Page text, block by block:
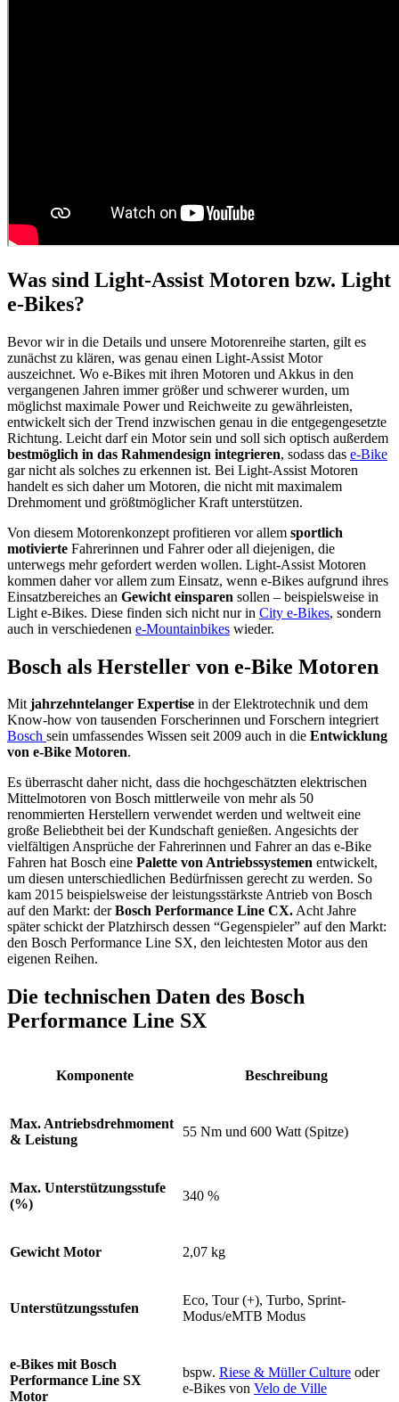
Was sind Light-Assist Motoren bzw. Light
e-Bikes?
Bevor wir in die Details und unsere Motorenreihe starten, gilt es
zunächst zu klären, was genau einen Light-Assist Motor
auszeichnet. Wo e-Bikes mit ihren Motoren und Akkus in den
vergangenen Jahren immer größer und schwerer wurden, um
möglichst maximale Power und Reichweite zu gewährleisten,
entwickelt sich der Trend inzwischen genau in die entgegengesetzte
Richtung. Leicht darf ein Motor sein und soll sich optisch außerdem
bestmöglich in das Rahmendesign integrieren, sodass das e-Bike
gar nicht als solches zu erkennen ist. Bei Light-Assist Motoren
handelt es sich daher um Motoren, die nicht mit maximalem
Drehmoment und größtmöglicher Kraft unterstützen.
Von diesem Motorenkonzept profitieren vor allem sportlich
motivierte Fahrerinnen und Fahrer oder all diejenigen, die
unterwegs mehr gefordert werden wollen. Light-Assist Motoren
kommen daher vor allem zum Einsatz, wenn e-Bikes aufgrund ihres
Einsatzbereiches an Gewicht einsparen sollen – beispielsweise in
Light e-Bikes. Diese finden sich nicht nur in City e-Bikes, sondern
auch in verschiedenen e-Mountainbikes wieder.
Bosch als Hersteller von e-Bike Motoren
Mitjahrzehntelanger Expertise in der Elektrotechnik und dem
Know-how von tausenden Forscherinnen und Forschern integriert
Bosch sein umfassendes Wissen seit 2009 auch in die Entwicklung
von e-Bike Motoren.
Es überrascht daher nicht, dass die hochgeschätzten elektrischen
Mittelmotoren von Bosch mittlerweile von mehr als 50
renommierten Herstellern verwendet werden und weltweit eine
große Beliebtheit bei der Kundschaft genießen. Angesichts der
vielfältigen Ansprüche der Fahrerinnen und Fahrer an das e-Bike
Fahren hat Bosch eine Palette von Antriebssystemen entwickelt,
um diesen unterschiedlichen Bedürfnissen gerecht zu werden. So
kam 2015 beispielsweise der leistungsstärkste Antrieb von Bosch
auf den Markt: derBosch Performance Line CX.Acht Jahre
später schickt der Platzhirsch dessen “Gegenspieler” auf den Markt:
den Bosch Performance Line SX, den leichtesten Motor aus den
eigenen Reihen.
Die technischen Daten des Bosch
Performance Line SX
Komponente Beschreibung
Max. Antriebsdrehmoment
& Leistung
55 Nm und 600 Watt (Spitze)
Max. Unterstützungsstufe
(%)
340 %
Gewicht Motor 2,07 kg
Unterstützungsstufen
Eco, Tour (+), Turbo, Sprint-
Modus/eMTB Modus
e-Bikes mit Bosch
Performance Line SX
Motor
bspw. Riese & Müller Culture oder
e-Bikes von Velo de Ville